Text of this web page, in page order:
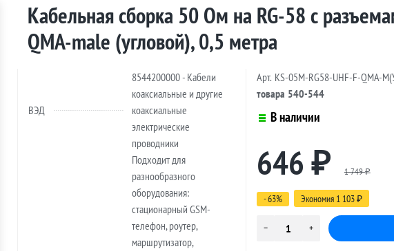
Кабельная сборка 50 Ом на RG-58 с
QMA-male (угловой), 0,5 метра
ВЭД
8544200000 - Кабели
коаксиальные и другие
коаксиальные
электрические
проводники
Подходит для
разнообразного
оборудования:
стационарный GSM-
телефон, роутер,
маршрутизатор,
Арт. KS-05M-RG58-UHF-F-QMA-
товара 540-544
В наличии
646 ₽ 1 749₽
- 63% Экономия 1 103 ₽